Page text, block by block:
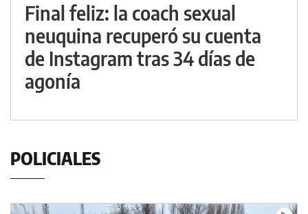
Final feliz: la coach sexual
neuquina recuperó su cuenta
de Instagram tras 34 días de
agonía
POLICIALES